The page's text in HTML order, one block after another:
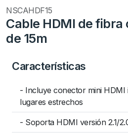
NSCAHDF15
Cable HDMI de fibra
de 15m
Características
- Incluye conector mini HDMI
lugares estrechos
- Soporta HDMI versión 2.1/